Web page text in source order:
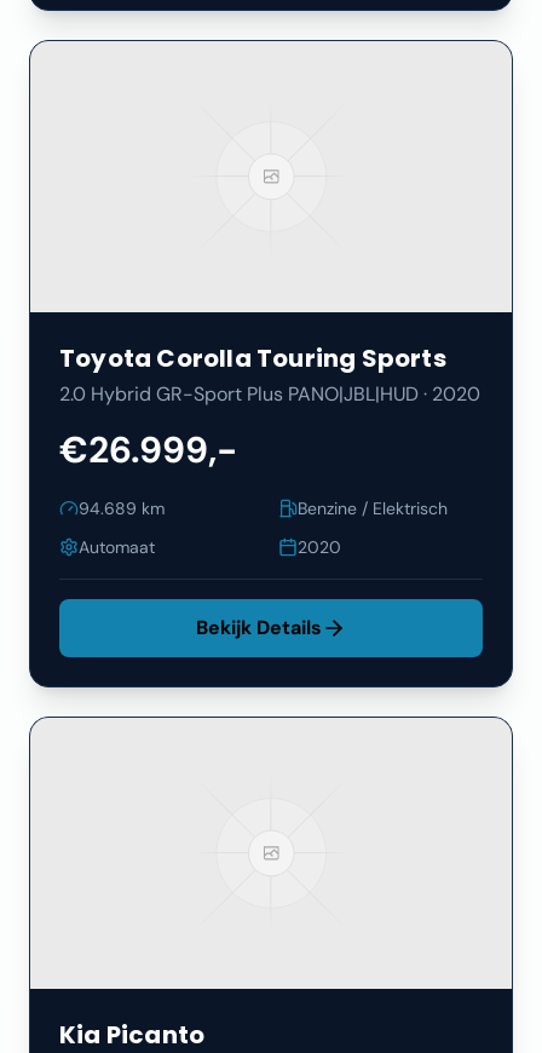
Toyota Corolla Touring Sports
2.0 Hybrid GR-Sport Plus PANO|JBL|HUD· 2020
€26.999,-
94.689 km
Benzine / Elektrisch
Automaat
2020
Bekijk Details
Kia Picanto